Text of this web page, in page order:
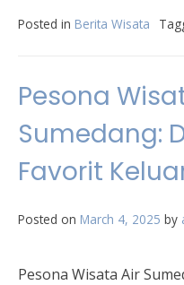
Posted in Berita Wisata
Pesona
Sumedang:
Favorit
Posted on March 4, 2025 by
Pesona Wisata Air